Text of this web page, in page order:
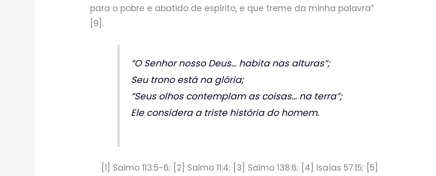
para o pobre e abatido de espírito, e que treme da minha palavra”
[9].
“O Senhor nosso Deus… habita nas alturas”;
Seu trono está na glória;
“Seus olhos contemplam as coisas… na terra”;
Ele considera a triste história do homem.
[1] Salmo 113:5-6; [2] Salmo 11:4; [3] Salmo 138:6; [4] Isaías 57:15; [5]